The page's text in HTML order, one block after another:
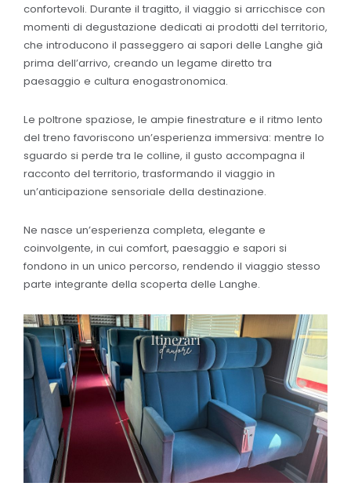
confortevoli. Durante il tragitto, il viaggio si arricchisce con
momenti di degustazione dedicati ai prodotti del territorio,
che introducono il passeggero ai sapori delle Langhe già
prima dell’arrivo, creando un legame diretto tra
paesaggio e cultura enogastronomica.
Le poltrone spaziose, le ampie finestrature e il ritmo lento
del treno favoriscono un’esperienza immersiva: mentre lo
sguardo si perde tra le colline, il gusto accompagna il
racconto del territorio, trasformando il viaggio in
un’anticipazione sensoriale della destinazione.
Ne nasce un’esperienza completa, elegante e
coinvolgente, in cui comfort, paesaggio e sapori si
fondono in un unico percorso, rendendo il viaggio stesso
parte integrante della scoperta delle Langhe.